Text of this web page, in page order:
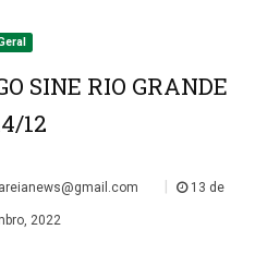
SINE RIO GRANDE
12
| 13 de
2022